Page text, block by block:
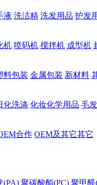
液 洗洁精 洗发用品 护发
机 喷码机 搅拌机 成型机
料包装 金属包装 新材料
化洗涤 化妆化学用品 毛
合作 OEM及其它其它
(PA) 聚碳酸酯(PC) 聚甲醛